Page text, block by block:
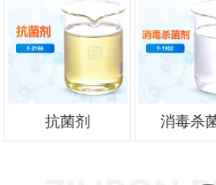
抗菌剂 消毒杀